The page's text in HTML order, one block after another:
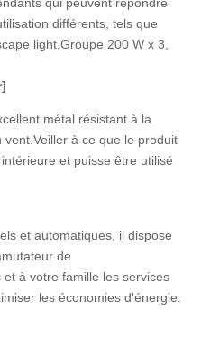
différents, tels que
light.Groupe 200 W x 3,
métal résistant à la
à ce que le produit
et puisse être utilisé
et automatiques, il dispose
de
à votre famille les services
les économies d'énergie.